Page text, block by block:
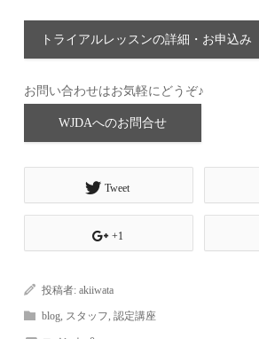
トライアルレッスンの詳細・お申込み
お問い合わせはお気軽にどうぞ♪
WJDAへのお問合せ
Tweet
+1
投稿者:akiiwata
blog スタッフ ,認定講座